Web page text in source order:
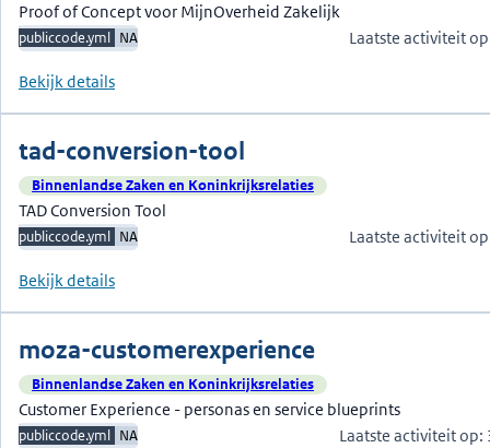
Proof of Concept voor MijnOverheid Zakelijk
publiccode.yml NA Laatste activiteit
Bekijk details
tad-conversion-tool
Binnenlandse Zaken en Koninkrijksrelaties
TAD Conversion Tool
publiccode.yml NA Laatste activiteit
Bekijk details
moza-customerexperience
Binnenlandse Zaken en Koninkrijksrelaties
Customer Experience - personas en service blueprints
publiccode.yml NA Laatste activiteit